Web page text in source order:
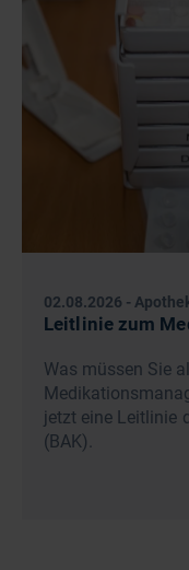
02.08.2026 -
Leitlinie zum
Was müssen Sie
jetzt eine Leitlinie
(BAK).